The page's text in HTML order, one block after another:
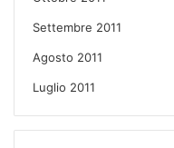
Settembre 2011
Agosto 2011
Luglio 2011